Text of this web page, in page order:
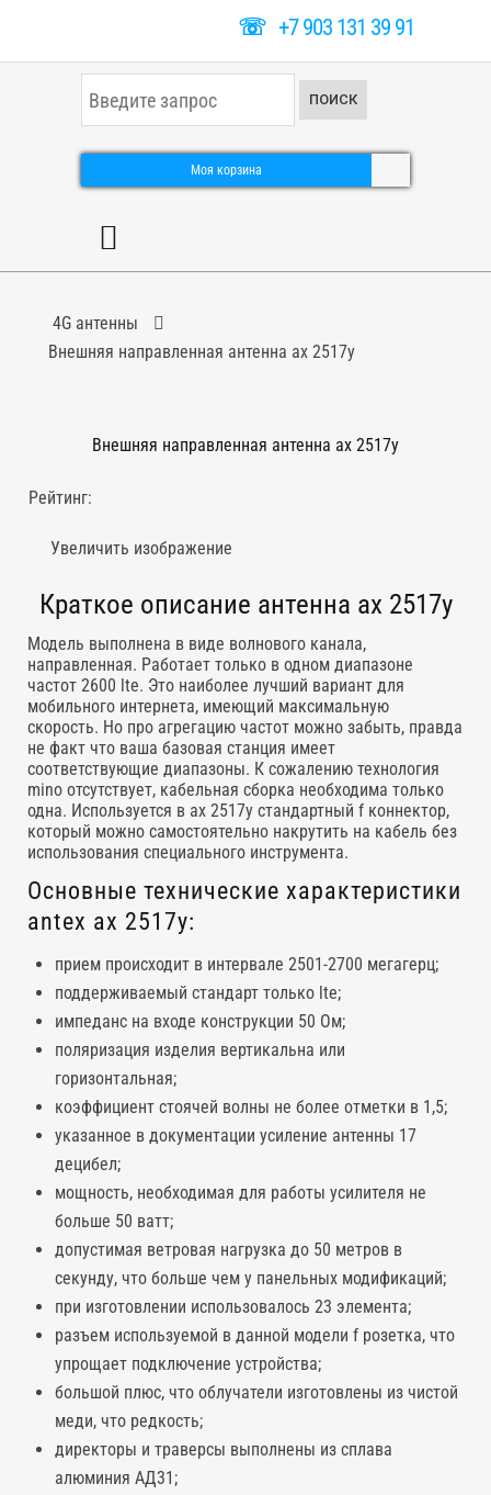
☏+7 903 131 39 91
к
а
ь
ПОИСК
Моя корзина
4G антенны
Внешняя направленная антенна ax 2517y
Внешняя направленная антенна ax 2517y
Рейтинг:
Увеличить изображение
Краткое описание антенна ax 2517y
Модель выполнена в виде волнового канала,
направленная. Работает только в одном диапазоне
частот 2600 lte. Это наиболее лучший вариант для
мобильного интернета, имеющий максимальную
скорость. Но про агрегацию частот можно забыть, правда
не факт что ваша базовая станция имеет
соответствующие диапазоны. К сожалению технология
mino отсутствует, кабельная сборка необходима только
одна. Используется в ax 2517y стандартный f коннектор,
который можно самостоятельно накрутить на кабель без
использования специального инструмента.
Основные технические характеристики
antex ax 2517y:
прием происходит в интервале 2501-2700 мегагерц;
поддерживаемый стандарт только lte;
импеданс на входе конструкции 50 Ом;
поляризация изделия вертикальна или
горизонтальная;
коэффициент стоячей волны не более отметки в 1,5;
указанное в документации усиление антенны 17
децибел;
мощность, необходимая для работы усилителя не
больше 50 ватт;
допустимая ветровая нагрузка до 50 метров в
секунду, что больше чем у панельных модификаций;
при изготовлении использовалось 23 элемента;
разъем используемой в данной модели f розетка, что
упрощает подключение устройства;
большой плюс, что облучатели изготовлены из чистой
меди, что редкость;
директоры и траверсы выполнены из сплава
алюминия АД31;